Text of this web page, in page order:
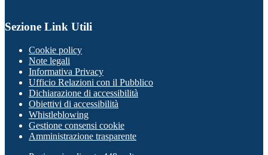
Sezione Link Utili
Cookie policy
Note legali
Informativa Privacy
Ufficio Relazioni con il Pubblico
Dichiarazione di accessibilità
Obiettivi di accessibilità
Whistleblowing
Gestione consensi cookie
Amministrazione trasparente